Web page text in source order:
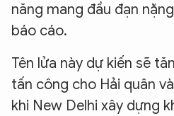
năng mang đầu đạn
báo cáo.
Tên lửa này dự kiến ​​sẽ
tấn công cho Hải quân
khi New Delhi xây dựng